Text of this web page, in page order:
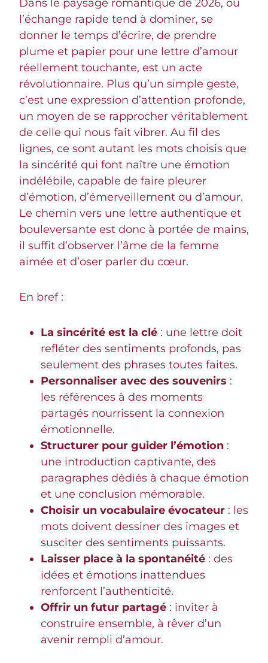
Dans le paysage romantique de 2026, où
l’échange rapide tend à dominer, se
donner le temps d’écrire, de prendre
plume et papier pour une lettre d’amour
réellement touchante, est un acte
révolutionnaire. Plus qu’un simple geste,
c’est une expression d’attention profonde,
un moyen de se rapprocher véritablement
de celle qui nous fait vibrer. Au fil des
lignes, ce sont autant les mots choisis que
la sincérité qui font naître une émotion
indélébile, capable de faire pleurer
d’émotion, d’émerveillement ou d’amour.
Le chemin vers une lettre authentique et
bouleversante est donc à portée de mains,
il suffit d’observer l’âme de la femme
aimée et d’oser parler du cœur.
En bref :
La sincérité est la clé : une lettre doit
refléter des sentiments profonds, pas
seulement des phrases toutes faites.
Personnaliser avec des souvenirs :
les références à des moments
partagés nourrissent la connexion
émotionnelle.
Structurer pour guider l’émotion :
une introduction captivante, des
paragraphes dédiés à chaque émotion
et une conclusion mémorable.
Choisir un vocabulaire évocateur : les
mots doivent dessiner des images et
susciter des sentiments puissants.
Laisser place à la spontanéité : des
idées et émotions inattendues
renforcent l’authenticité.
Offrir un futur partagé : inviter à
construire ensemble, à rêver d’un
avenir rempli d’amour.